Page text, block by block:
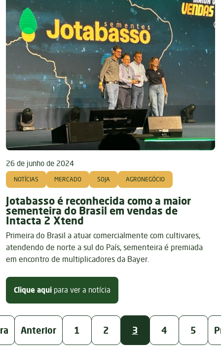
26 de junho de 2024
NOTÍCIAS MERCADO SOJA AGRONEGÓCIO
Jotabasso é reconhecida como a maior
sementeira do Brasil em vendas de
Intacta 2 Xtend
Primeira do Brasil a atuar comercialmente com cultivares,
atendendo de norte a sul do País, sementeira é premiada
em encontro de multiplicadores da Bayer.
Clique aqui para ver a notícia
Anterior 1 2 3 4 5